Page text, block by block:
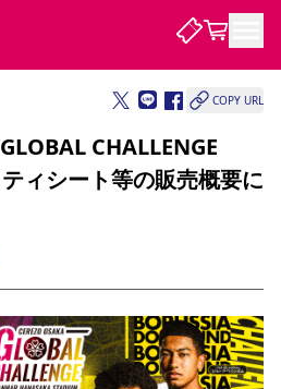
ー 歴代所属選手
ル 価格・席種 購入方法
シート 福祉サービス 団体チケット
リセールサービス
録 求人情報
COPY URL
CHALLENGE
ィシート等の販売概要に